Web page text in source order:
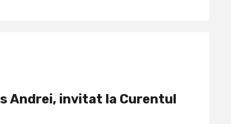
Andrei, invitat la Curentul